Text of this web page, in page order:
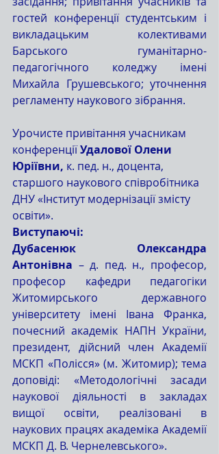
гостей конференції студентським і
викладацьким колективами
Барського гуманітарно-
педагогічного коледжу імені
Михайла Грушевського; уточнення
регламенту наукового зібрання.
Урочисте привітання учасникам
конференції Удалової Олени
Юріївни, к. пед. н., доцента,
старшого наукового співробітника
ДНУ «Інститут модернізації змісту
освіти».
Виступаючі:
Дубасенюк Олександра
Антонівна – д. пед. н., професор,
професор кафедри педагогіки
Житомирського державного
університету імені Івана Франка,
почесний академік НАПН України,
президент, дійсний член Академії
МСКП «Полісся» (м. Житомир); тема
доповіді: «Методологічні засади
наукової діяльності в закладах
вищої освіти, реалізовані в
наукових працях академіка Академії
МСКП Д. В. Чернелевського».